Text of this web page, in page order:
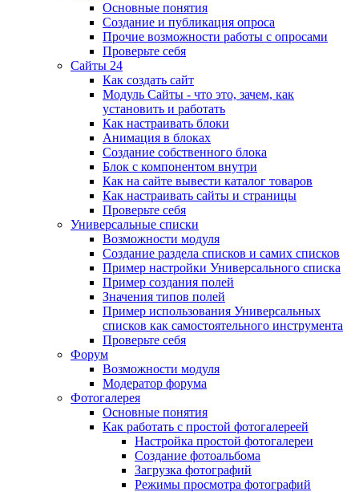
Основные понятия
Создание и публикация опроса
Прочие возможности работы с опросами
Проверьте себя
Сайты 24
Как создать сайт
Модуль Сайты - что это, зачем, как
установить и работать
Как настраивать блоки
Анимация в блоках
Создание собственного блока
Блок с компонентом внутри
Как на сайте вывести каталог товаров
Как настраивать сайты и страницы
Проверьте себя
Универсальные списки
Возможности модуля
Создание раздела списков и самих списков
Пример настройки Универсального списка
Пример создания полей
Значения типов полей
Пример использования Универсальных
списков как самостоятельного инструмента
Проверьте себя
Форум
Возможности модуля
Модератор форума
Фотогалерея
Основные понятия
Как работать с простой фотогалереей
Настройка простой фотогалереи
Создание фотоальбома
Загрузка фотографий
Режимы просмотра фотографий